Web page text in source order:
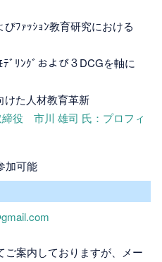
ﾌｧｯｼｮﾝ教育研究における
ﾞﾘﾝｸﾞおよび３DCGを軸に
けた人材教育革新
役 市川 雄司 氏：プロフィ
加可能
案内しておりますが、メー